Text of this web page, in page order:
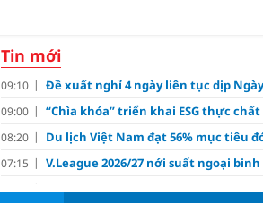
Tin mới
09:10 Đề xuất nghỉ 4 ngày liên tục dịp
09:00 “Chìa khóa” triển khai ESG thực chất
08:20 Du lịch Việt Nam đạt 56% mục tiêu
07:15 V.League 2026/27 nới suất ngoại binh
07:00 Hoàn thiện quy định người nước